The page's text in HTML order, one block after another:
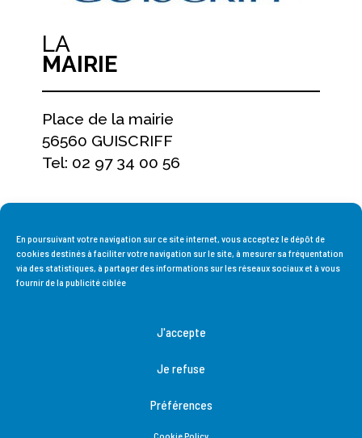
En poursuivant votre navigation sur ce site internet, vous acceptez le dépôt de
cookies destinés à faciliter votre navigation sur le site, à mesurer sa fréquentation
via des statistiques, à partager des informations sur les réseaux sociaux et à vous
fournir de la publicité ciblée
J'accepte
Je refuse
Préférences
Cookie Policy
LA
MAIRIE
Place de la mairie
56560 GUISCRIFF
Tel: 02 97 34 00 56
D'OUVERTURE
Du lundi au vendredi,
Fermée le samedi et le dimanche
Mentions légales
Politique de cookies